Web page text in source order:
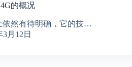
的概况
依然有待明确，它的技…
3月12日